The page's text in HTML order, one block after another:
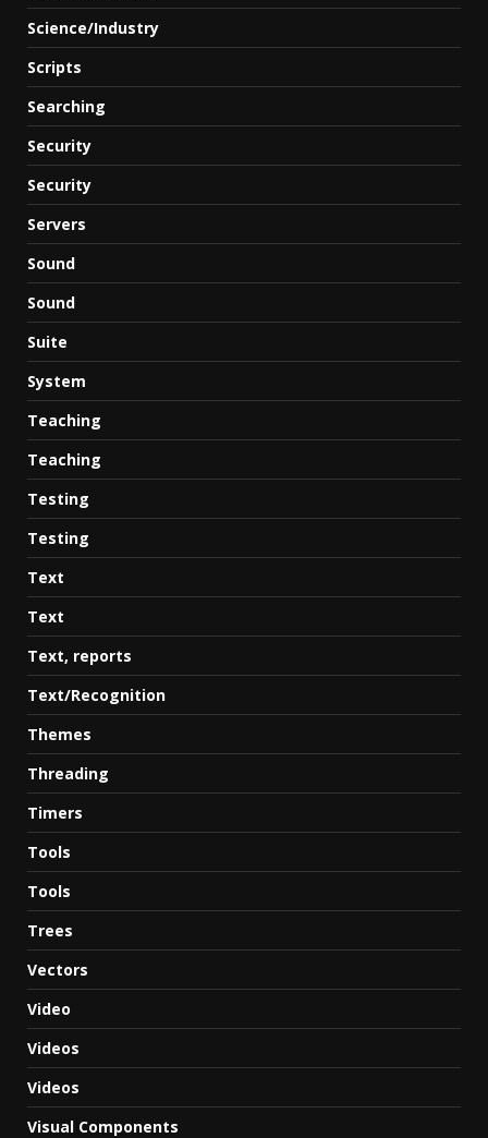
Science/Industry
Scripts
Searching
Security
Security
Servers
Sound
Sound
Suite
System
Teaching
Teaching
Testing
Testing
Text
Text
Text, reports
Text/Recognition
Themes
Threading
Timers
Tools
Tools
Trees
Vectors
Video
Videos
Videos
Visual Components